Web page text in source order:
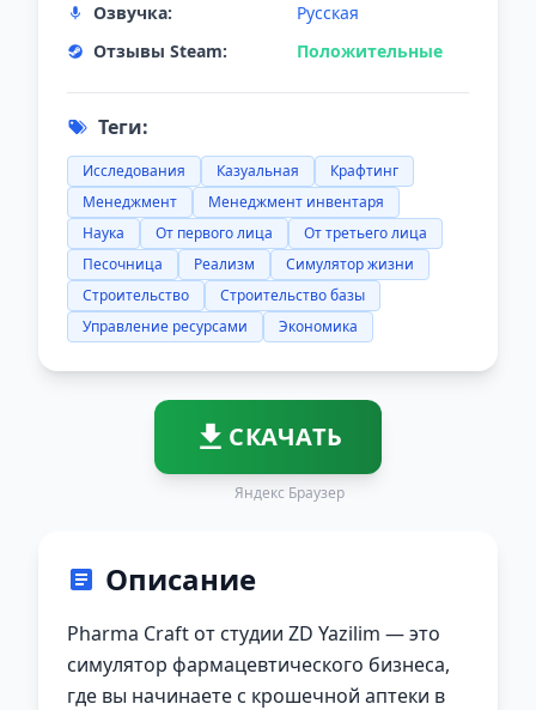
Озвучка:
Русская
Отзывы Steam:
Положительные
Теги:
Исследования Казуальная
Крафтинг
Менеджмент
Менеджмент инвентаря
Наука
От первого лица
От третьего лица
Песочница
Реализм
Симулятор жизни
Строительство
Строительство базы
Управление ресурсами
Экономика
СКАЧАТЬ
Яндекс Браузер
Описание
Pharma Craft от студии ZD Yazilim — это
симулятор фармацевтического бизнеса,
где вы начинаете с крошечной аптеки в